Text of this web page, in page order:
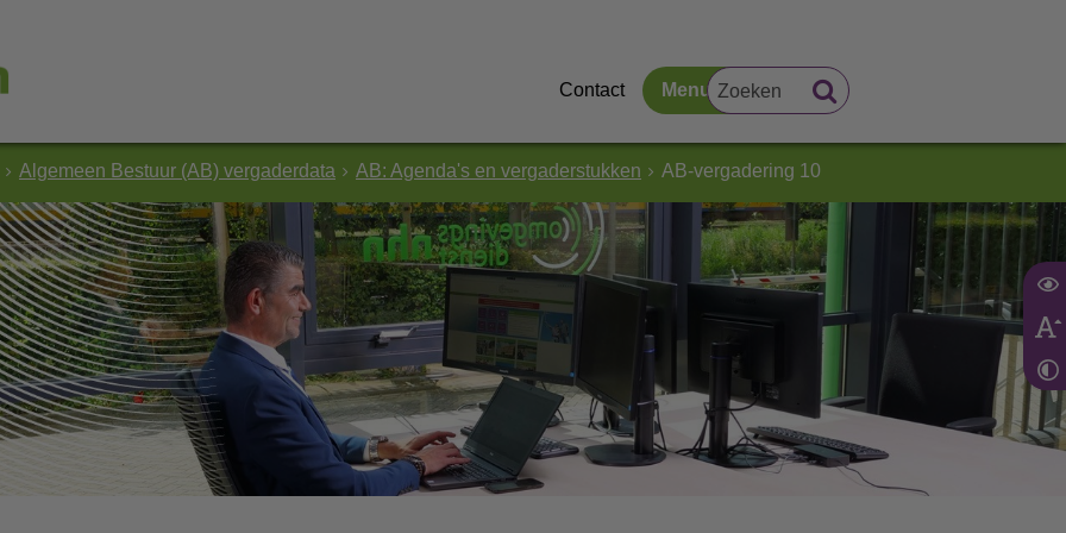
Contact Menu
Algemeen Bestuur (AB) vergaderdata AB: Agenda's en vergaderstukken AB-vergadering 10